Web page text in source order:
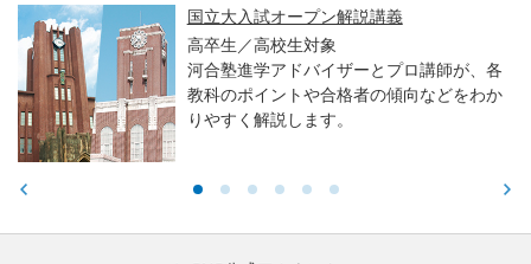
国立大入試オープン解説講義
高卒生／高校生対象
河合塾進学アドバイザーとプロ講師が、各
教科のポイントや合格者の傾向などをわか
りやすく解説します。